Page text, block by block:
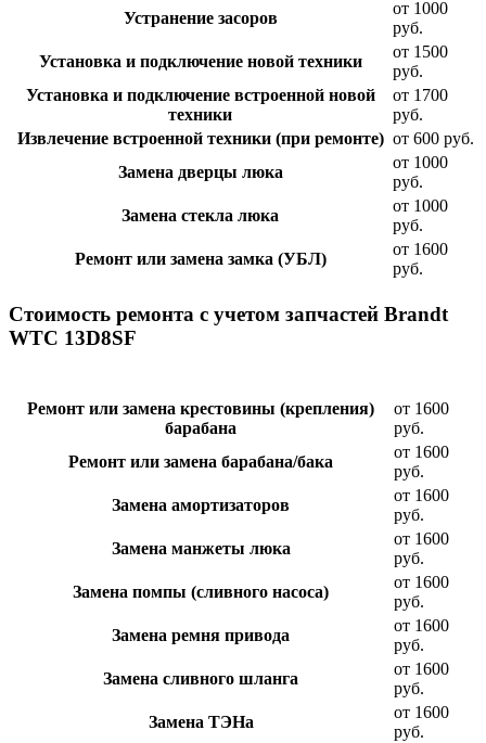
Устранение засоров
от 1000
руб.
Установка и подключение новой техники
от 1500
руб.
Установка и подключение встроенной новой
техники
от 1700
руб.
Извлечение встроенной техники (при ремонте) от 600 руб.
Замена дверцы люка
от 1000
руб.
Замена стекла люка
от 1000
руб.
Ремонт или замена замка (УБЛ)
от 1600
руб.
Стоимость ремонта с учетом запчастей Brandt
WTC 13D8SF
Ремонт или замена крестовины (крепления)
барабана
от 1600
руб.
Ремонт или замена барабана/бака
от 1600
руб.
Замена амортизаторов
от 1600
руб.
Замена манжеты люка
от 1600
руб.
Замена помпы (сливного насоса)
от 1600
руб.
Замена ремня привода
от 1600
руб.
Замена сливного шланга
от 1600
руб.
Замена ТЭНа
от 1600
руб.